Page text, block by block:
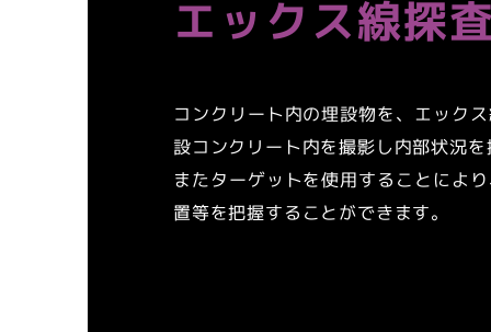
エックス線探
コンクリート内の埋設物を、エック
設コンクリート内を撮影し内部状況
またターゲットを使用することによ
置等を把握することができます。